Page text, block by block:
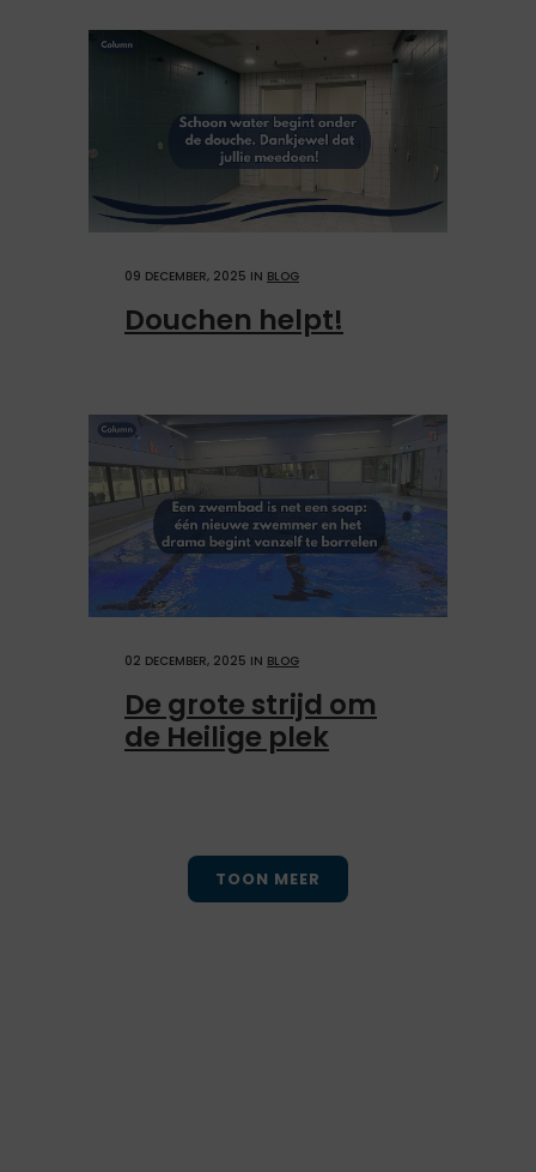
09 DECEMBER, 2025 IN BLOG
Douchen helpt!
02 DECEMBER, 2025 IN BLOG
De grote strijd om
de Heilige plek
TOON MEER